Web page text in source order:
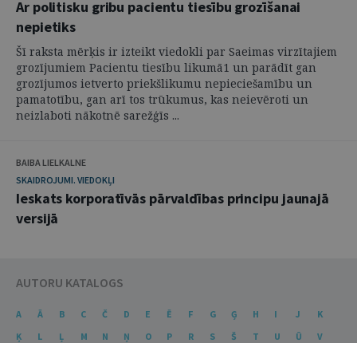
Ar politisku gribu pacientu tiesību grozīšanai
nepietiks
Šī raksta mērķis ir izteikt viedokli par Saeimas virzītajiem
grozījumiem Pacientu tiesību likumā1 un parādīt gan
grozījumos ietverto priekšlikumu nepieciešamību un
pamatotību, gan arī tos trūkumus, kas neievēroti un
neizlaboti nākotnē sarežģīs ...
BAIBA LIELKALNE
SKAIDROJUMI. VIEDOKĻI
Ieskats korporatīvās pārvaldības principu jaunajā
versijā
AUTORU KATALOGS
A Ā B C Č D E Ē F G Ģ H I J
K
Ķ
L Ļ M N Ņ O P R S Š T U Ū
V